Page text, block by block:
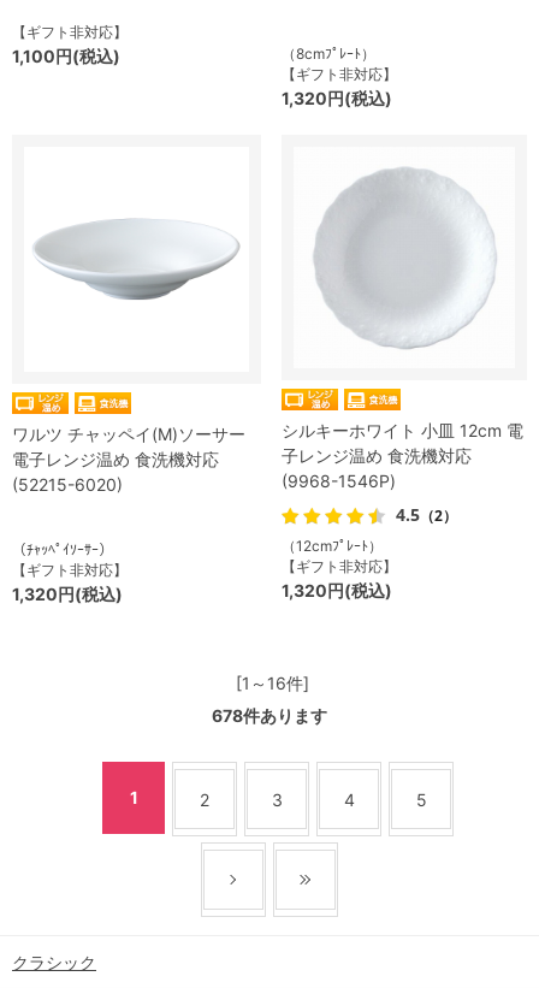
【ギフト非対応】
1,100円(税込)
（8cmﾌﾟﾚｰﾄ）
【ギフト非対応】
1,320円(税込)
ワルツ チャッペイ(M)ソーサー
電子レンジ温め 食洗機対応
(52215-6020)
（ﾁｬｯﾍﾟｲｿｰｻｰ）
【ギフト非対応】
1,320円(税込)
シルキーホワイト 小皿 12cm 電
子レンジ温め 食洗機対応
(9968-1546P)
4.5 （2）
（12cmﾌﾟﾚｰﾄ）
【ギフト非対応】
1,320円(税込)
[1～16件]
678件あります
1 2 3 4 5
クラシック